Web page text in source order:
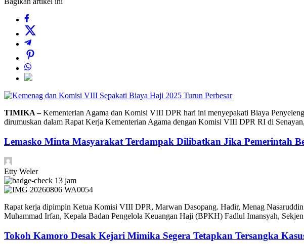
Perbesar
TIMIKA –Kementerian Agama dan Komisi VIII DPR hari ini menyepakati Biaya
dirumuskan dalam Rapat Kerja Kementerian Agama dengan Komisi VIII DPR RI di
Lemasko Minta Masyarakat Terdampak Dilibatkan Jika Pemerintah
Etty Weler
13 jam
Rapat kerja dipimpin Ketua Komisi VIII DPR, Marwan Dasopang. Hadir, Menag
Muhammad Irfan, Kepala Badan Pengelola Keuangan Haji (BPKH) Fadlul Imansyah,
Tokoh Kamoro Desak Kejari Mimika Segera Tetapkan Tersangka